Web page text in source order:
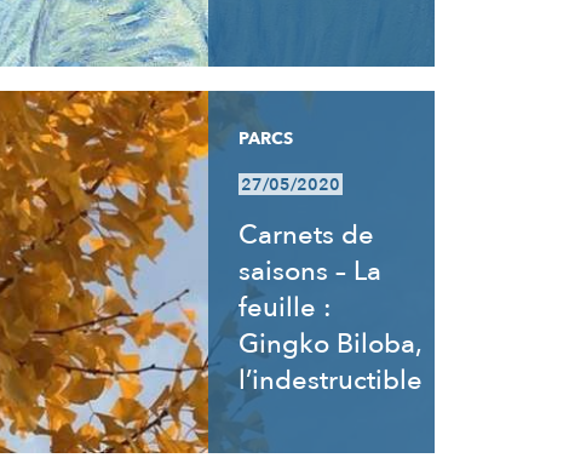
PARCS
27/05/2020
Carnets de
saisons – La
feuille :
Gingko Biloba,
l’indestructible